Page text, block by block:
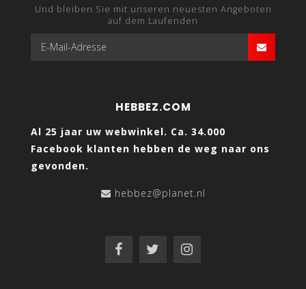
Und bleiben Sie mit unseren neuesten Angeboten
auf dem Laufenden
HEBBEZ.COM
Al 25 jaar uw webwinkel. Ca. 34.000
Facebook klanten hebben de weg naar ons
gevonden.
hebbez@planet.nl